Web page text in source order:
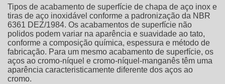
Tipos de acabamento de superfície de chapa de aço inox e
tiras de aço inoxidável conforme a padronização da NBR
6361 DEZ/1984. Os acabamentos de superfície não
polidos podem variar na aparência e suavidade ao tato,
conforme a composição química, espessura e método de
fabricação. Para um mesmo acabamento de superfície, os
aços ao cromo-níquel e cromo-níquel-manganês têm uma
aparência caracteristicamente diferente dos aços ao
cromo.